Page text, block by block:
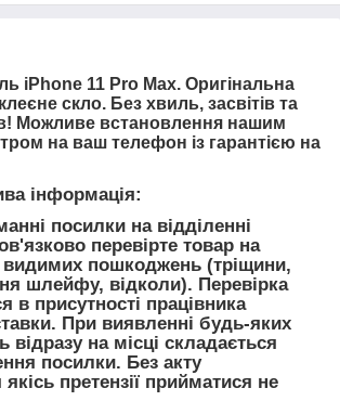
iPhone 11 Pro Max. Оригінальна
скло. Без хвиль, засвітів та
Можливе встановлення нашим
на ваш телефон із гарантією на
інформація:
посилки на відділенні
перевірте товар на
видимих пошкоджень (тріщини,
шлейфу, відколи). Перевірка
в присутності працівника
При виявленні будь-яких
на місці складається
посилки. Без акту
претензії прийматися не